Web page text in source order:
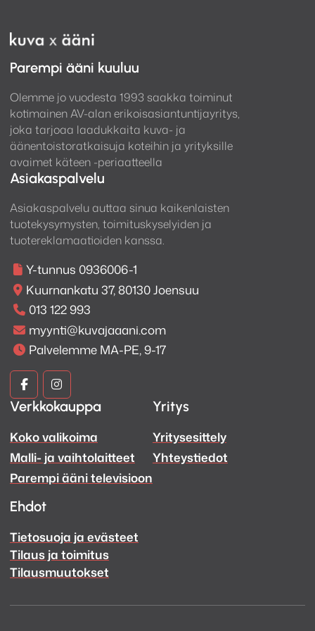
Parempi ääni kuuluu
Olemme jo vuodesta 1993 saakka toiminut
kotimainen AV-alan erikoisasiantuntijayritys,
joka tarjoaa laadukkaita kuva- ja
äänentoistoratkaisuja koteihin ja yrityksille
avaimet käteen -periaatteella
Asiakaspalvelu
Asiakaspalvelu auttaa sinua kaikenlaisten
tuotekysymysten, toimituskyselyiden ja
tuotereklamaatioiden kanssa.
Y-tunnus 0936006-1
Kuurnankatu 37, 80130 Joensuu
013 122 993
myynti@kuvajaaani.com
Palvelemme MA-PE, 9-17
Kuva
ja
Ääni
Facebook
Kuva
ja
Ääni
Instagram
Verkkokauppa
Koko valikoima
Malli- ja vaihtolaitteet
Parempi ääni televisioon
Yritys
Yritysesittely
Yhteystiedot
Ehdot
Tietosuoja ja evästeet
Tilaus ja toimitus
Tilausmuutokset